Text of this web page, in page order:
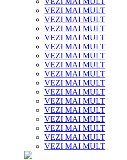
VEZI MAI MULT
VEZI MAI MULT
VEZI MAI MULT
VEZI MAI MULT
VEZI MAI MULT
VEZI MAI MULT
VEZI MAI MULT
VEZI MAI MULT
VEZI MAI MULT
VEZI MAI MULT
VEZI MAI MULT
VEZI MAI MULT
VEZI MAI MULT
VEZI MAI MULT
VEZI MAI MULT
VEZI MAI MULT